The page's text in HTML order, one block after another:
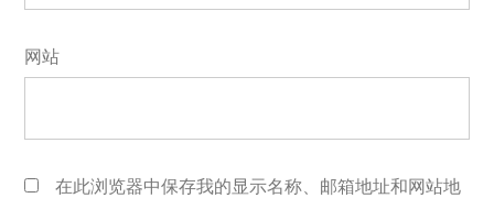
网站
在此浏览器中保存我的显示名称、邮箱地址和网站地